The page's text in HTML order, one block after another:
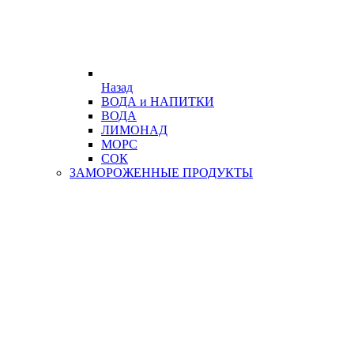
Назад
ВОДА и НАПИТКИ
ВОДА
ЛИМОНАД
МОРС
СОК
ЗАМОРОЖЕННЫЕ ПРОДУКТЫ